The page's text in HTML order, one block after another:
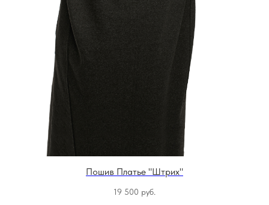
Пошив Платье "Штрих"
19 500 руб.